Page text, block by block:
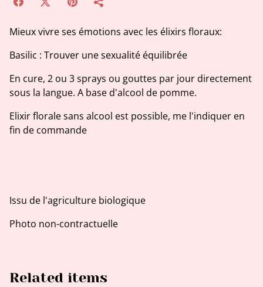
Mieux vivre ses émotions avec les élixirs floraux:
Basilic : Trouver une sexualité équilibrée
En cure, 2 ou 3 sprays ou gouttes par jour directement
sous la langue. A base d'alcool de pomme.
Elixir florale sans alcool est possible, me l'indiquer en
fin de commande
Issu de l'agriculture biologique
Photo non-contractuelle
Related items